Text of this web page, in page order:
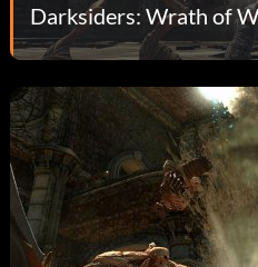
Darksiders: Wrath of